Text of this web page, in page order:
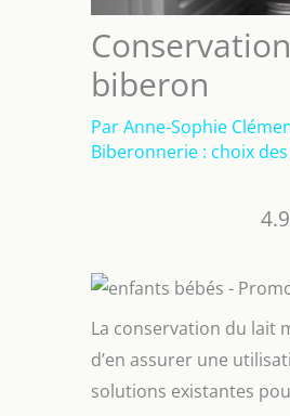
biberon
ParAnne-Sophie
Biberonnerie : choix
La conservation du lait
d’en assurer une
solutions existantes